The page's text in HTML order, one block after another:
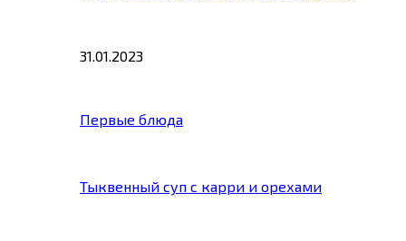
31.01.2023
Первые блюда
Тыквенный суп с карри и орехами